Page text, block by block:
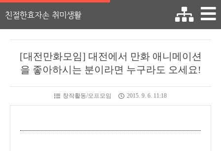
친절한효자손 취미생활
[대전만화모임] 대전에서 만화 애니메이션
을 좋아하시는 분이라면 누구라도 오세요!
창작활동/오프모임 2015. 9. 6. 11:18